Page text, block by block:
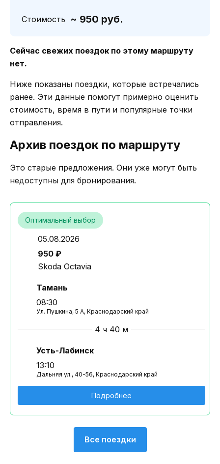
Стоимость ~ 950 руб.
Сейчас свежих поездок по этому маршруту
нет.
Ниже показаны поездки, которые встречались
ранее. Эти данные помогут примерно оценить
стоимость, время в пути и популярные точки
отправления.
Архив поездок по маршруту
Это старые предложения. Они уже могут быть
недоступны для бронирования.
Оптимальный выбор
05.08.2026
950 ₽
Skoda Octavia
Тамань
08:30
Ул. Пушкина, 5 A, Краснодарский край
4 ч 40 м
Усть-Лабинск
13:10
Дальняя ул., 40-56, Краснодарский край
Подробнее
Все поездки